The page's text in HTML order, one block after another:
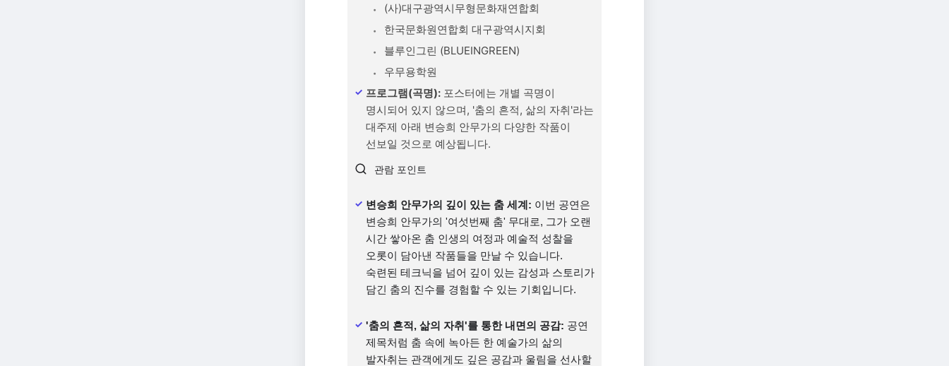
(사)대구광역시무형문화재연합회
한국문화원연합회 대구광역시지회
블루인그린 (BLUEINGREEN)
우무용학원
프로그램(곡명): 포스터에는 개별 곡명이
명시되어 있지 않으며, '춤의 흔적, 삶의 자취'라는
대주제 아래 변승희 안무가의 다양한 작품이
선보일 것으로 예상됩니다.
관람 포인트
변승희 안무가의 깊이 있는 춤 세계: 이번 공연은
변승희 안무가의 '여섯번째 춤' 무대로, 그가 오랜
시간 쌓아온 춤 인생의 여정과 예술적 성찰을
오롯이 담아낸 작품들을 만날 수 있습니다.
숙련된 테크닉을 넘어 깊이 있는 감성과 스토리가
담긴 춤의 진수를 경험할 수 있는 기회입니다.
'춤의 흔적, 삶의 자취'를 통한 내면의 공감: 공연
제목처럼 춤 속에 녹아든 한 예술가의 삶의
발자취는 관객에게도 깊은 공감과 울림을 선사할